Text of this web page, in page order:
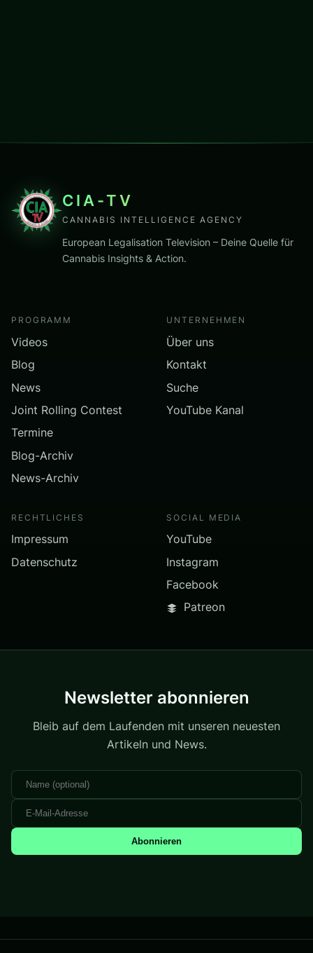
CIA-TV
CANNABIS INTELLIGENCE AGENCY
European Legalisation Television – Deine Quelle für
Cannabis Insights & Action.
PROGRAMM
Videos
Blog
News
Joint Rolling Contest
Termine
Blog-Archiv
News-Archiv
UNTERNEHMEN
Über uns
Kontakt
Suche
YouTube Kanal
RECHTLICHES
Impressum
Datenschutz
SOCIAL MEDIA
YouTube
Instagram
Facebook
Patreon
Newsletter abonnieren
Bleib auf dem Laufenden mit unseren neuesten
Artikeln und News.
Abonnieren